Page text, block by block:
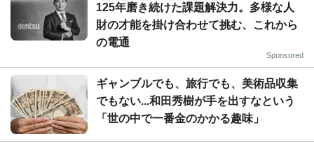
125年磨き続けた課題解決力。多様な人
財の才能を掛け合わせて挑む、これから
の電通
Sponsored
ギャンブルでも、旅行でも、美術品収集
でもない...和田秀樹が手を出すなという
「世の中で一番金のかかる趣味」